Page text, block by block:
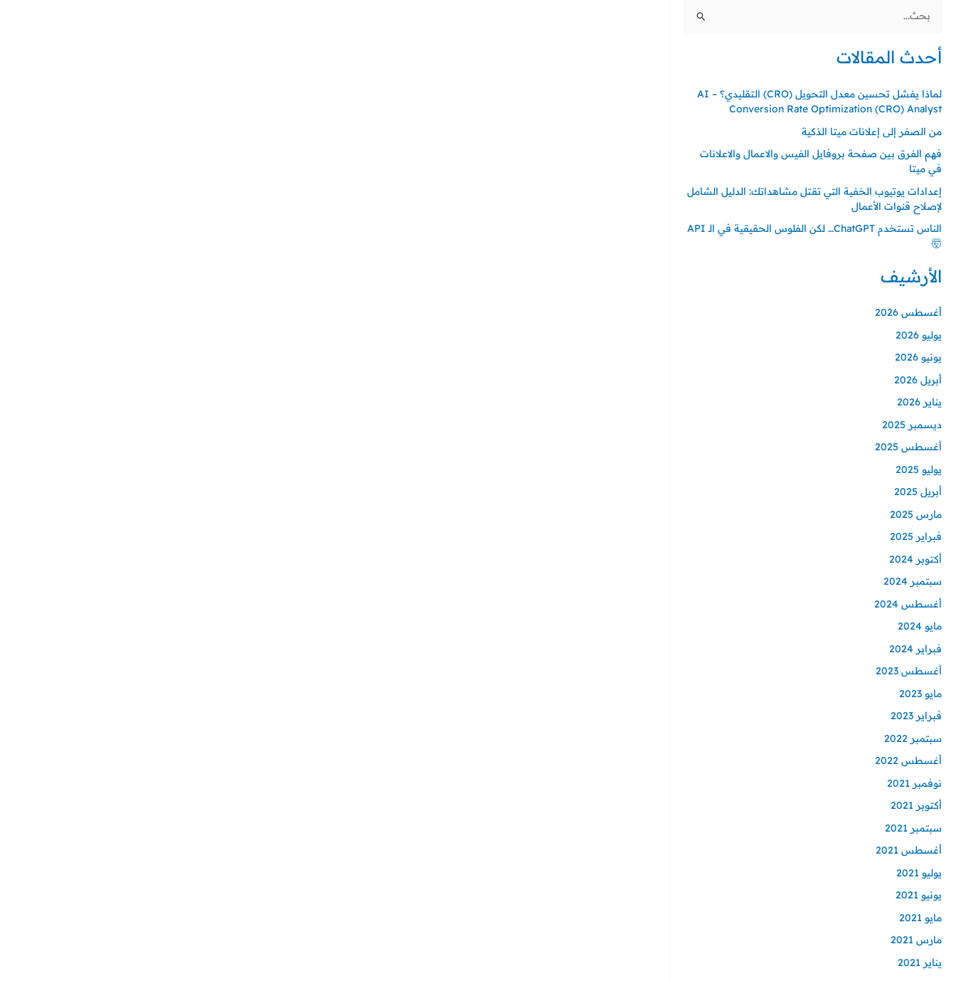
البحث
أحدث المقالات
لماذا يفشل تحسين معدل التحويل (CRO) التقليدي؟ – AI
Conversion Rate Optimization (CRO) Analyst
من الصفر إلى إعلانات ميتا الذكية
فهم الفرق بين صفحة بروفايل الفيس والاعمال والاعلانات
في ميتا
إعدادات يوتيوب الخفية التي تقتل مشاهداتك: الدليل الشامل
لإصلاح قنوات الأعمال
الناس تستخدم ChatGPT… لكن الفلوس الحقيقية في الـ API
🤯
الأرشيف
أغسطس 2026
يوليو 2026
يونيو 2026
أبريل 2026
يناير 2026
ديسمبر 2025
أغسطس 2025
يوليو 2025
أبريل 2025
مارس 2025
فبراير 2025
أكتوبر 2024
سبتمبر 2024
أغسطس 2024
مايو 2024
فبراير 2024
أغسطس 2023
مايو 2023
فبراير 2023
سبتمبر 2022
أغسطس 2022
نوفمبر 2021
أكتوبر 2021
سبتمبر 2021
أغسطس 2021
يوليو 2021
يونيو 2021
مايو 2021
مارس 2021
يناير 2021